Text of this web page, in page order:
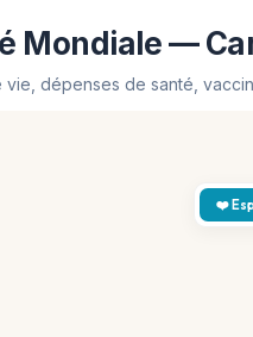
Mondiale —
vie, dépenses de santé,
❤️